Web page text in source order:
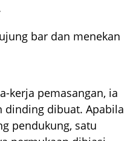
bar dan menekan
kerja pemasangan, ia
dinding dibuat. Apabila
pendukung, satu